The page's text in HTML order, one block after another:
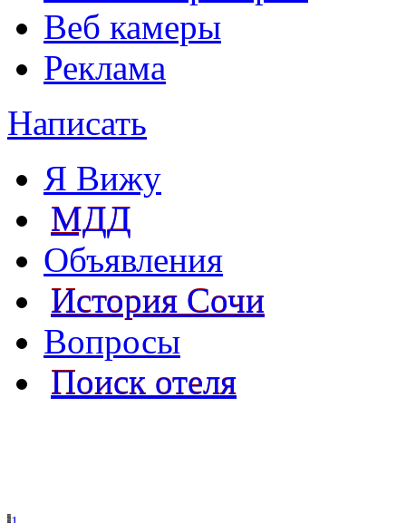
Веб камеры
Реклама
Написать
Я Вижу
МДД
Объявления
История Сочи
Вопросы
Поиск отеля